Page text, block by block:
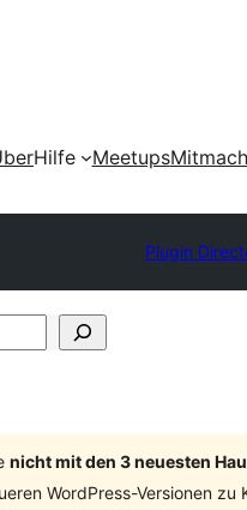
Hilfe Meetups
Plugin
nicht mit den 3 neuesten
WordPress-Versionen